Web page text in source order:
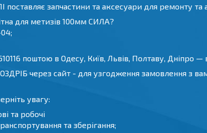
поставляє запчастини та аксесуари для ремонту та
для метизів 100мм СИЛА?
поштою в Одесу, Київ, Львів, Полтаву, Дніпро —
через сайт - для узгодження замовлення з
увагу:
та робочі
та зберігання;